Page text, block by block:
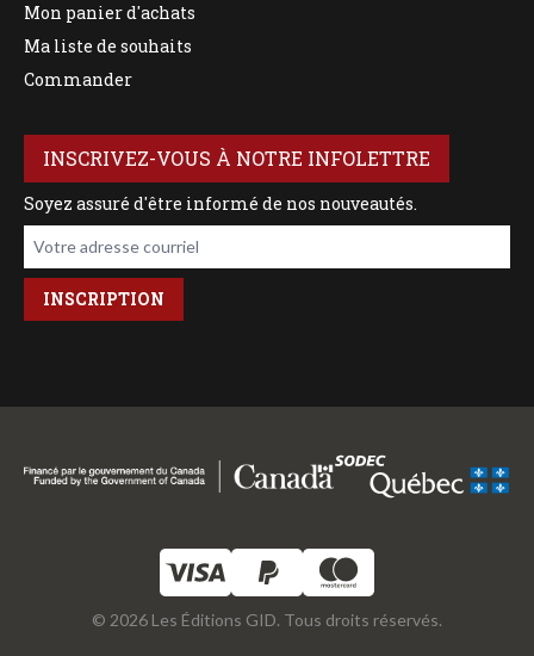
Mon panier d'achats
Ma liste de souhaits
Commander
INSCRIVEZ-VOUS À NOTRE INFOLETTRE
Soyez assuré d'être informé de nos nouveautés.
Votre adresse courriel
© 2026 Les Éditions GID. Tous droits réservés.